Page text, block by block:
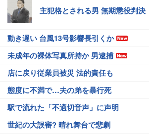
主犯格とされる男 無期懲役判決
動き遅い 台風13号影響長引くか
未成年の裸体写真所持か 男逮捕
店に戻り従業員被災 法的責任も
態度に不満で…夫の弟を暴行死
駅で流れた「不適切音声」に声明
世紀の大誤審? 晴れ舞台で悲劇